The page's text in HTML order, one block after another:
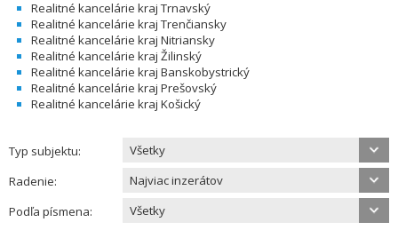
Realitné kancelárie kraj Trnavský
Realitné kancelárie kraj Trenčiansky
Realitné kancelárie kraj Nitriansky
Realitné kancelárie kraj Žilinský
Realitné kancelárie kraj Banskobystrický
Realitné kancelárie kraj Prešovský
Realitné kancelárie kraj Košický
Typ subjektu:
Všetky
Radenie:
Najviac inzerátov
Podľa písmena:
Všetky